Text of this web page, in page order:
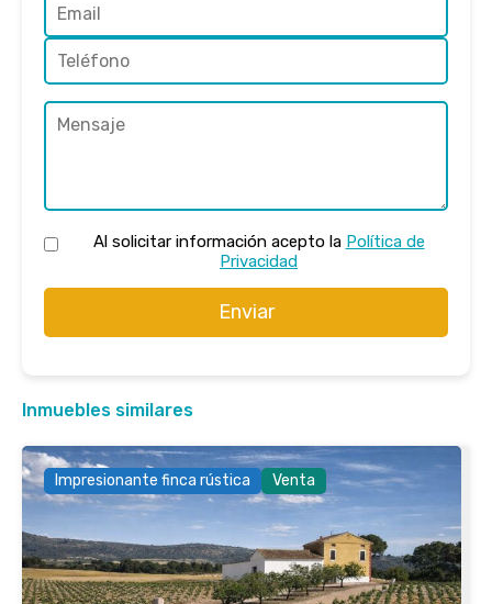
Al solicitar información acepto la Política de
Privacidad
Enviar
Inmuebles similares
Impresionante finca rústica Venta